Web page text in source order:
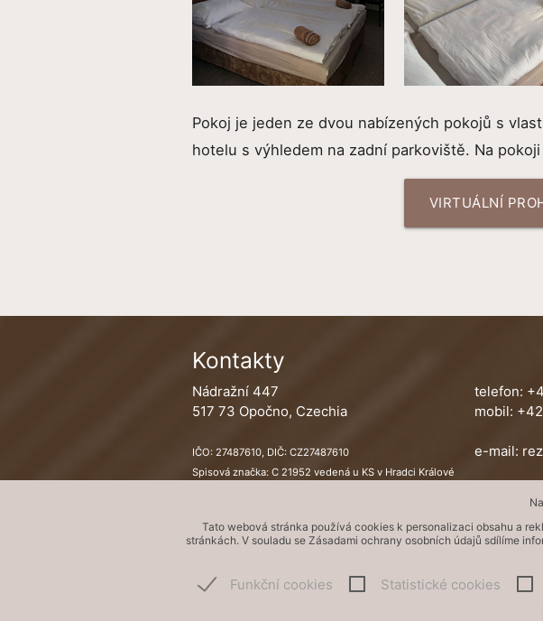
Tato webová stránka používá cookies k personalizaci obsahu a
stránkách. V souladu se Zásadami ochrany osobních údajů sdílíme
Funkční cookies Statistické cookies
Pokoj je jeden ze dvou nabízených pokojů s
hotelu s výhledem na zadní parkoviště. Na
VIRTUÁLNÍ
Kontakty
Nádražní 447
517 73 Opočno, Czechia
IČO: 27487610, DIČ: CZ27487610
Spisová značka: C 21952 vedená u KS v Hradci Králové
telefon:
mobil:
e-mail: